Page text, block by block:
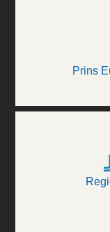
Prins